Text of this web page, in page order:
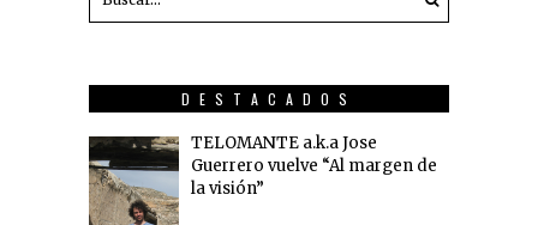
DESTACADOS
TELOMANTE a.k.a Jose
Guerrero vuelve “Al margen de
la visión”